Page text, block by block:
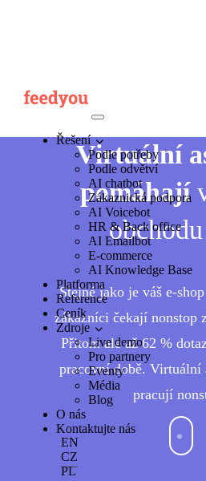
Řešení
Podle potřeby
Podle odvětví
AI chatbot
Zákaznická podpora
AI Voicebot
HR & Back office
AI Emailbot
E-commerce
AI Knowledge Base
Platforma
Reference
Ceník
Zdroje
Live demo
Pro partnery
Eventy
Média
Blog
O nás
Kontaktujte nás
EN
CZ
PL
Virtuální
pomáhají
Stejně jako je váš e-
zákazníci čekají nonstop
Přitom ale až 62 %
pracovní době. Virtuální
pracují